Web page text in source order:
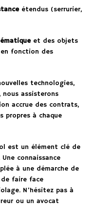
étendus (serrurier,
et des objets
fonction des
technologies,
nous assisterons
accrue des contrats,
propres à chaque
est un élément clé de
connaissance
à une démarche de
faire face
N’hésitez pas à
ou un avocat